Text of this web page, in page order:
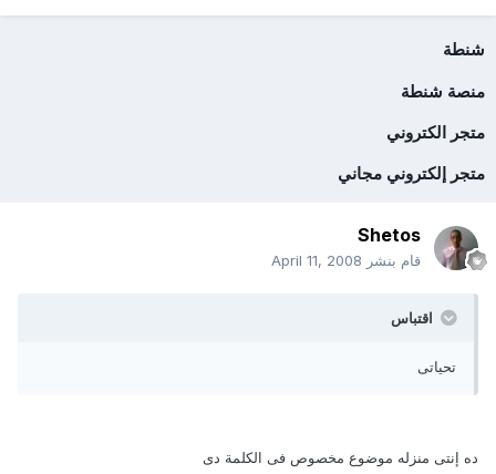
شنطة
منصة شنطة
متجر الكتروني
متجر إلكتروني مجاني
Shetos
قام بنشر April 11, 2008
اقتباس
تحياتى
ده إنتى منزله موضوع مخصوص فى الكلمة دى